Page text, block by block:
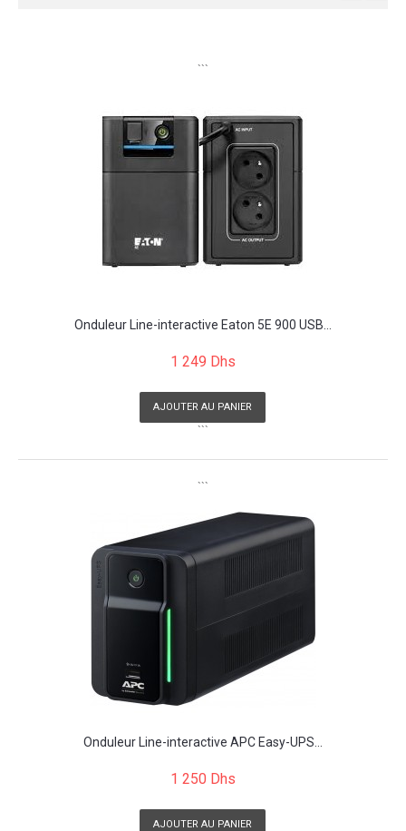
```
Onduleur Line-interactive Eaton 5E 900 USB...
1 249 Dhs
AJOUTER AU PANIER
```
```
Onduleur Line-interactive APC Easy-UPS...
1 250 Dhs
AJOUTER AU PANIER